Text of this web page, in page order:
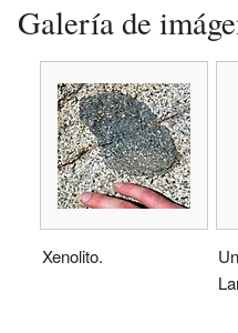
Galería de
Xenolito.